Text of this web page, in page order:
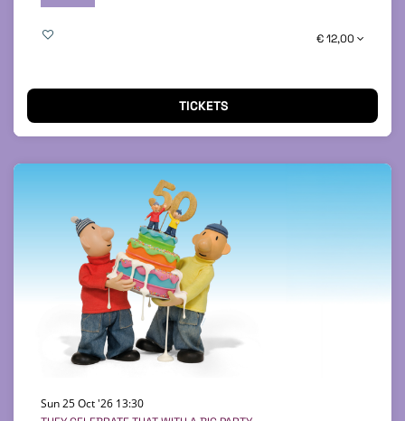
€ 12,00
TICKETS
Sun 25 Oct '26 13:30